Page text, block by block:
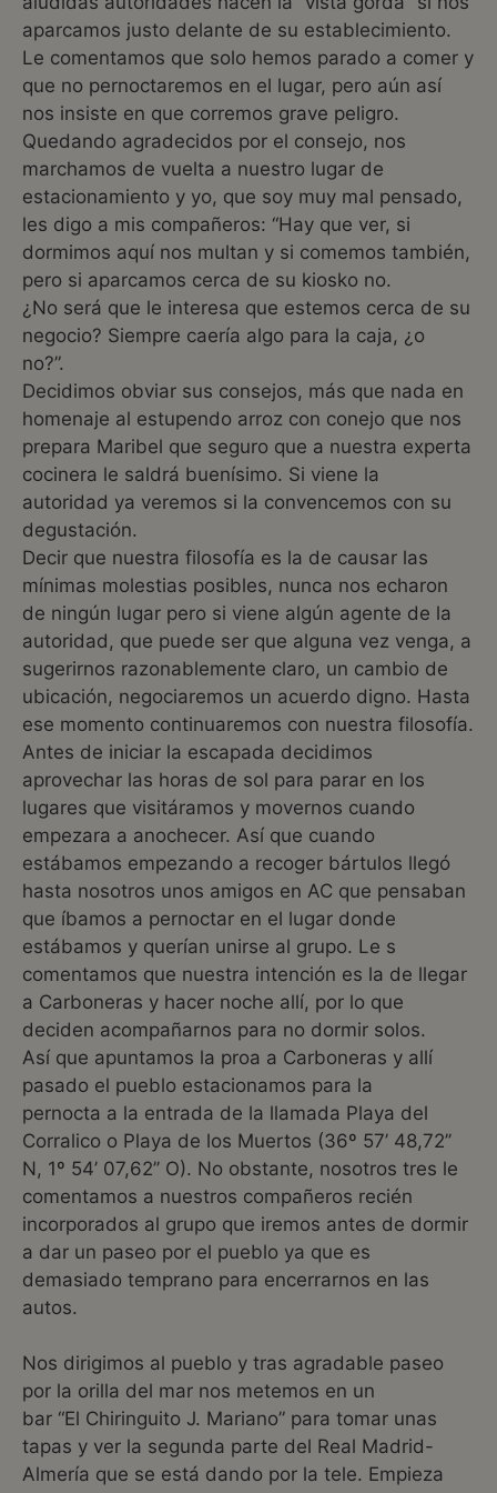
aparcamos justo delante de su establecimiento.
Le comentamos que solo hemos parado a comer y
que no pernoctaremos en el lugar, pero aún así
nos insiste en que corremos grave peligro.
Quedando agradecidos por el consejo, nos
marchamos de vuelta a nuestro lugar de
estacionamiento y yo, que soy muy mal pensado,
les digo a mis compañeros: “Hay que ver, si
dormimos aquí nos multan y si comemos también,
pero si aparcamos cerca de su kiosko no.
¿No será que le interesa que estemos cerca de su
negocio? Siempre caería algo para la caja, ¿o
no?”.
Decidimos obviar sus consejos, más que nada en
homenaje al estupendo arroz con conejo que nos
prepara Maribel que seguro que a nuestra experta
cocinera le saldrá buenísimo. Si viene la
autoridad ya veremos si la convencemos con su
degustación.
Decir que nuestra filosofía es la de causar las
mínimas molestias posibles, nunca nos echaron
de ningún lugar pero si viene algún agente de la
autoridad, que puede ser que alguna vez venga, a
sugerirnos razonablemente claro, un cambio de
ubicación, negociaremos un acuerdo digno. Hasta
ese momento continuaremos con nuestra filosofía.
Antes de iniciar la escapada decidimos
aprovechar las horas de sol para parar en los
lugares que visitáramos y movernos cuando
empezara a anochecer. Así que cuando
estábamos empezando a recoger bártulos llegó
hasta nosotros unos amigos en AC que pensaban
que íbamos a pernoctar en el lugar donde
estábamos y querían unirse al grupo. Le s
comentamos que nuestra intención es la de llegar
a Carboneras y hacer noche allí, por lo que
deciden acompañarnos para no dormir solos.
Así que apuntamos la proa a Carboneras y allí
pasado el pueblo estacionamos para la
pernocta a la entrada de la llamada Playa del
Corralico o Playa de los Muertos (36º 57’ 48,72’’
N, 1º 54’ 07,62’’ O). No obstante, nosotros tres le
comentamos a nuestros compañeros recién
incorporados al grupo que iremos antes de dormir
a dar un paseo por el pueblo ya que es
demasiado temprano para encerrarnos en las
autos.
Nos dirigimos al pueblo y tras agradable paseo
por la orilla del mar nos metemos en un
bar “El Chiringuito J. Mariano” para tomar unas
tapas y ver la segunda parte del Real Madrid-
Almería que se está dando por la tele. Empieza